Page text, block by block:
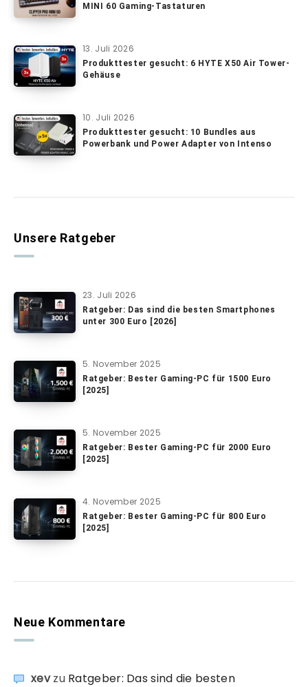
MINI 60 Gaming-Tastaturen
13. Juli 2026
Produkttester gesucht: 6 HYTE X50 Air Tower-
Gehäuse
10. Juli 2026
Produkttester gesucht: 10 Bundles aus
Powerbank und Power Adapter von Intenso
Unsere Ratgeber
23. Juli 2026
Ratgeber: Das sind die besten Smartphones
unter 300 Euro [2026]
5. November 2025
Ratgeber: Bester Gaming-PC für 1500 Euro
[2025]
5. November 2025
Ratgeber: Bester Gaming-PC für 2000 Euro
[2025]
4. November 2025
Ratgeber: Bester Gaming-PC für 800 Euro
[2025]
Neue Kommentare
xevzu Ratgeber: Das sind die besten